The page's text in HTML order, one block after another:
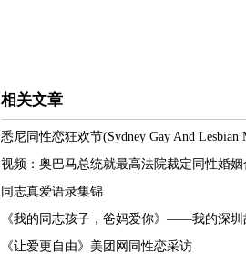
相关文章
悉尼同性恋狂欢节(Sydney Gay And Lesbian
视频：奥巴马总统就最高法院裁定同性婚
同志真爱语录集锦
《我的同志孩子，爸妈爱你》——我的深
《让爱更自由》美团网同性恋采访